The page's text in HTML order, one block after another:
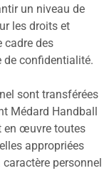
un niveau de
les droits et
cadre des
de confidentialité.
sont transférées
Médard Handball
en œuvre toutes
appropriées
personnel